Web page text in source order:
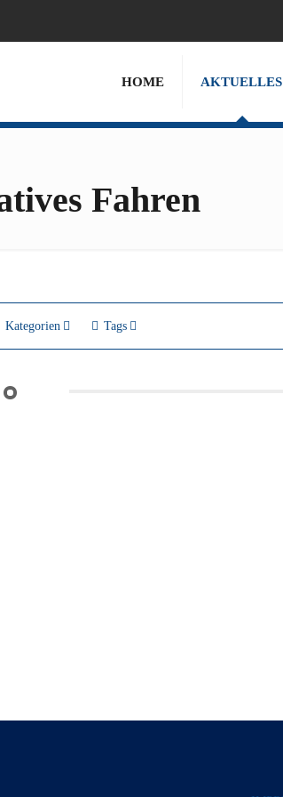
HOME AKTUELLES
Fahren
Kategorien Tags